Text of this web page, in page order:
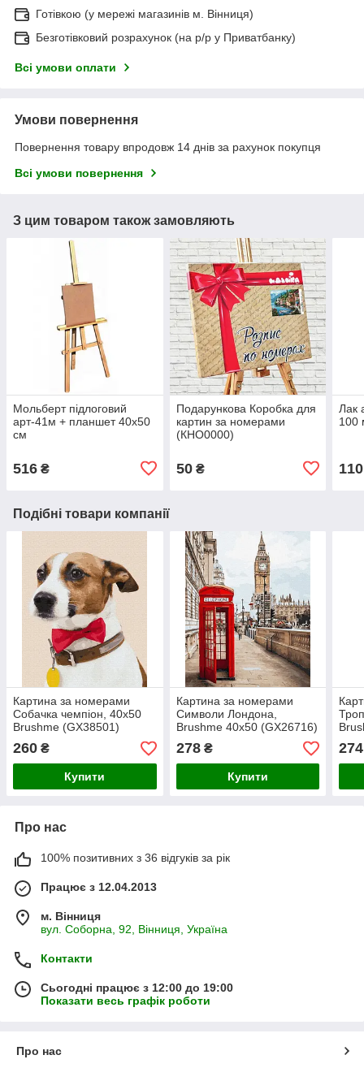
Готівкою (у мережі магазинів м. Вінниця)
Безготівковий розрахунок (на р/р у Приватбанку)
Всі умови оплати
Умови повернення
Повернення товару впродовж 14 днів за рахунок покупця
Всі умови повернення
З цим товаром також замовляють
Мольберт підлоговий
арт-41м + планшет 40х50
см
516 ₴
Подарункова Коробка для
картин за номерами
(КНО0000)
50₴
Лак
100
110
Подібні товари компанії
Картина за номерами
Собачка чемпіон, 40х50
Brushme (GX38501)
260 ₴
Купити
Картина за номерами
Символи Лондона,
Brushme 40х50 (GX26716)
278₴
Купити
274
Про нас
100% позитивних з 36 відгуків за рік
Працює з 12.04.2013
м. Вінниця
вул. Соборна, 92, Вінниця, Україна
Контакти
Сьогодні працює з 12:00 до 19:00
Показати весь графік роботи
Про нас